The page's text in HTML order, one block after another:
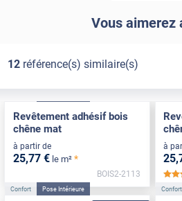
Vous aimerez
12référence(s) similaire(s)
Revêtement adhésif bois
chêne mat
à partir de
25,77 € le m² *
BOIS2-2113
à
25
Confort Pose Intérieure Confort